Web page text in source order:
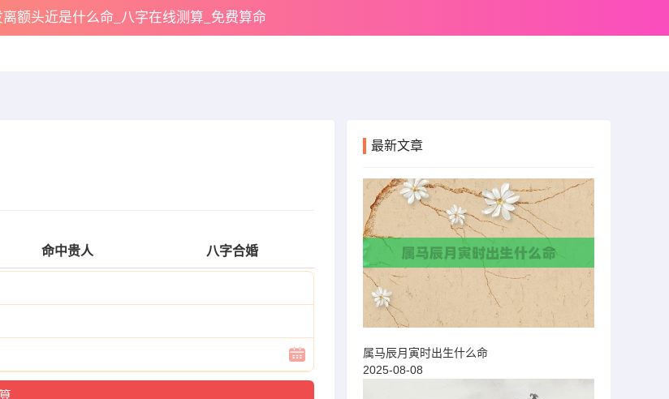
离额头近是什么命_八字在线测算_免费算命
命中贵人 八字合婚
最新文章
属马辰月寅时出生什么命
2025-08-08